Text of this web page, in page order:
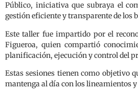
Público, iniciativa que subraya el
gestión eficiente y transparente de los
Este taller fue impartido por el
Figueroa, quien compartió
planificación, ejecución y control del
Estas sesiones tienen como objetivo
mantenga al día con los lineamientos